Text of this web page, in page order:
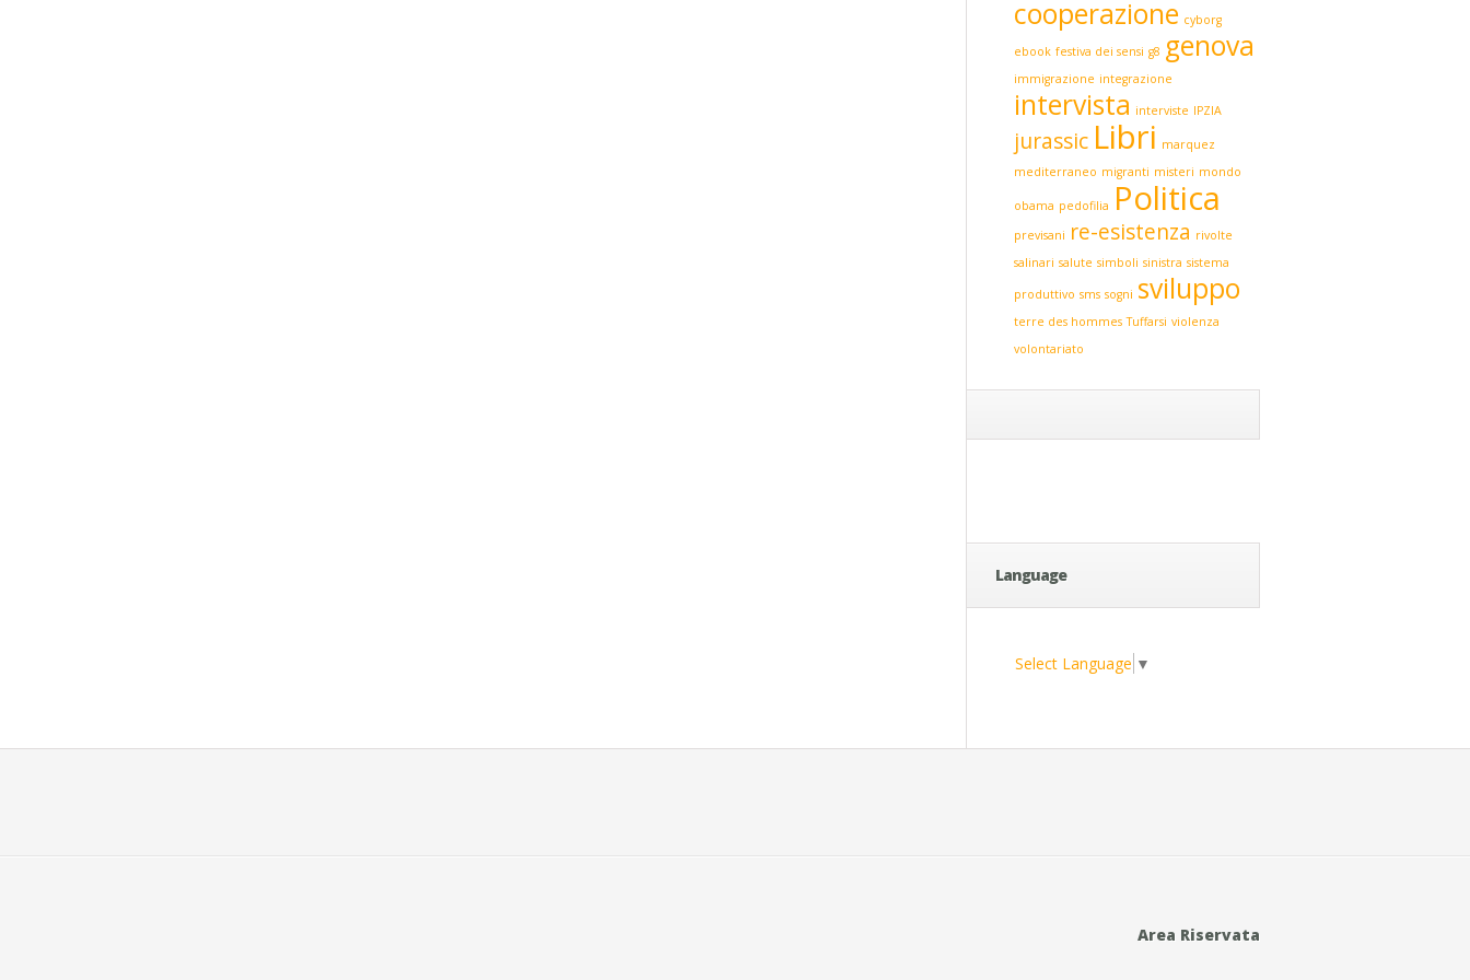
cooperazione cyborg
ebook festiva dei sensi g8 genova
immigrazione integrazione
intervista interviste IPZIA
jurassic Libri marquez
mediterraneo migranti misteri mondo
obama pedofilia Politica
previsani re-esistenza rivolte
salinari salute simboli sinistra sistema
produttivo sms sogni sviluppo
terre des hommes Tuffarsi violenza
volontariato
Language
Select Language ▼
Area Riservata